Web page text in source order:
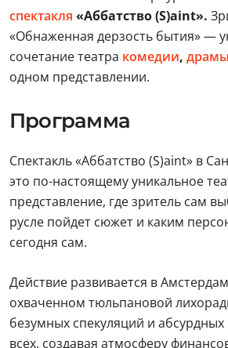
спектакля «Аббатство (S)aint».
«Обнаженная дерзость бытия» —
сочетание театра комедии, драмы
одном представлении.
Программа
Спектакль «Аббатство (S)aint» в
это по-настоящему уникальное
представление, где зритель сам
русле пойдет сюжет и каким
сегодня сам.
Действие развивается в
охваченном тюльпановой
безумных спекуляций и абсурдных
всех, создавая атмосферу